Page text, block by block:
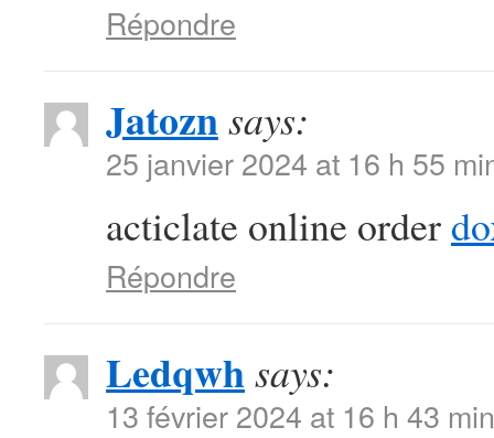
Répondre
Jatoznsays:
25 janvier 2024 at 16 h 55
acticlate online order
Répondre
Ledqwhsays:
13 février 2024 at 16 h 43 min